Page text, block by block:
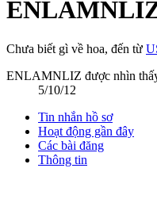
Chưa biết gì về hoa, đến từ
ENLAMNLIZ được nhìn
5/10/12
Tin nhắn hồ sơ
Hoạt động gần đây
Các bài đăng
Thông tin